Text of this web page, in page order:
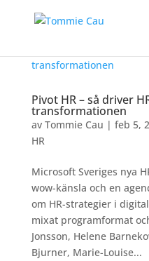
Pivot HR – så driver
transformationen
av Tommie Cau | feb 5,
HR
Microsoft Sveriges nya
wow-känsla och en
om HR-strategier i
mixat programformat
Jonsson, Helene
Bjurner, Marie-Louise...